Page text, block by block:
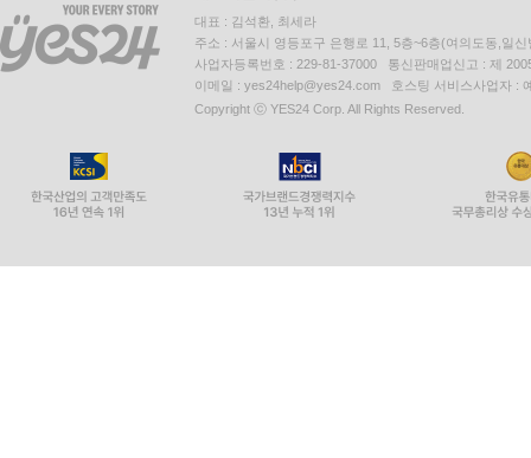
대표 : 김석환, 최세라
주소 : 서울시 영등포구 은행로 11, 5층~6층(여의도동,일신
사업자등록번호 : 229-81-37000 통신판매업신고 : 제
이메일 : yes24help@yes24.com 호스팅 서비스사업자 :
Copyright ⓒ YES24 Corp. All Rights Reserved.